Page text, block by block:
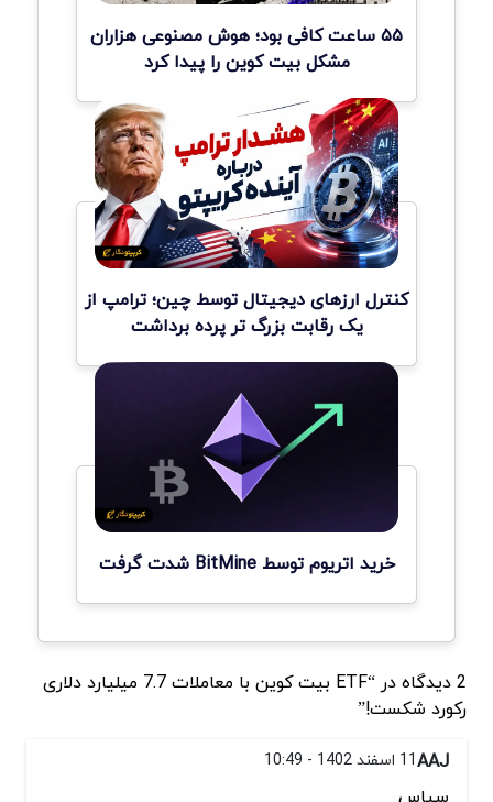
۵۵ ساعت کافی بود؛ هوش مصنوعی هزاران
مشکل بیت کوین را پیدا کرد
کنترل ارزهای دیجیتال توسط چین؛ ترامپ از
یک رقابت بزرگ تر پرده برداشت
خرید اتریوم توسط BitMine شدت گرفت
2 دیدگاه در “ETF بیت کوین با معاملات 7.7 میلیارد دلاری
رکورد شکست!”
AAJ11 اسفند 1402 - 10:49